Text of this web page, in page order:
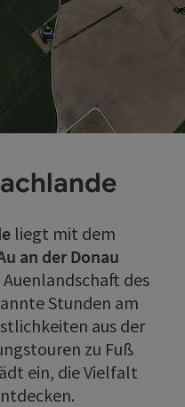
liegt mit dem
an der Donau
des
Stunden am
aus der
zu Fuß
ein, die Vielfalt